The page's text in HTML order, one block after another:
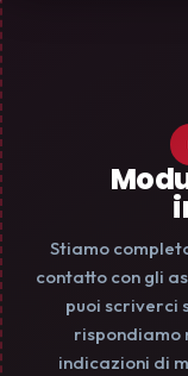
Stiamo
contatto con gli
puoi scriverci
rispondiamo
indicazioni di